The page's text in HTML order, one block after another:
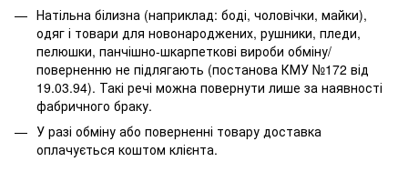
Натільна білизна (наприклад: боді, чоловічки, майки),
одяг і товари для новонароджених, рушники, пледи,
пелюшки, панчішно-шкарпеткові вироби обміну/
поверненню не підлягають (постанова КМУ №172 від
19.03.94). Такі речі можна повернути лише за наявності
фабричного браку.
У разі обміну або поверненні товару доставка
оплачується коштом клієнта.